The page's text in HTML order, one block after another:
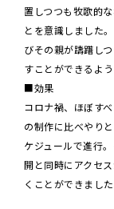
置しつつも牧歌的
とを意識しました
びその親が躊躇し
すことができるよ
■効果
コロナ禍、ほぼす
の制作に比べやり
ケジュールで進行
開と同時にアクセ
くことができました